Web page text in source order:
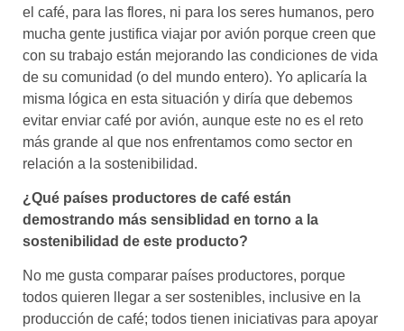
el café, para las flores, ni para los seres humanos, pero
mucha gente justifica viajar por avión porque creen que
con su trabajo están mejorando las condiciones de vida
de su comunidad (o del mundo entero). Yo aplicaría la
misma lógica en esta situación y diría que debemos
evitar enviar café por avión, aunque este no es el reto
más grande al que nos enfrentamos como sector en
relación a la sostenibilidad.
¿Qué países productores de café están
demostrando más sensiblidad en torno a la
sostenibilidad de este producto?​
No me gusta comparar países productores, porque
todos quieren llegar a ser sostenibles, inclusive en la
producción de café; todos tienen iniciativas para apoyar